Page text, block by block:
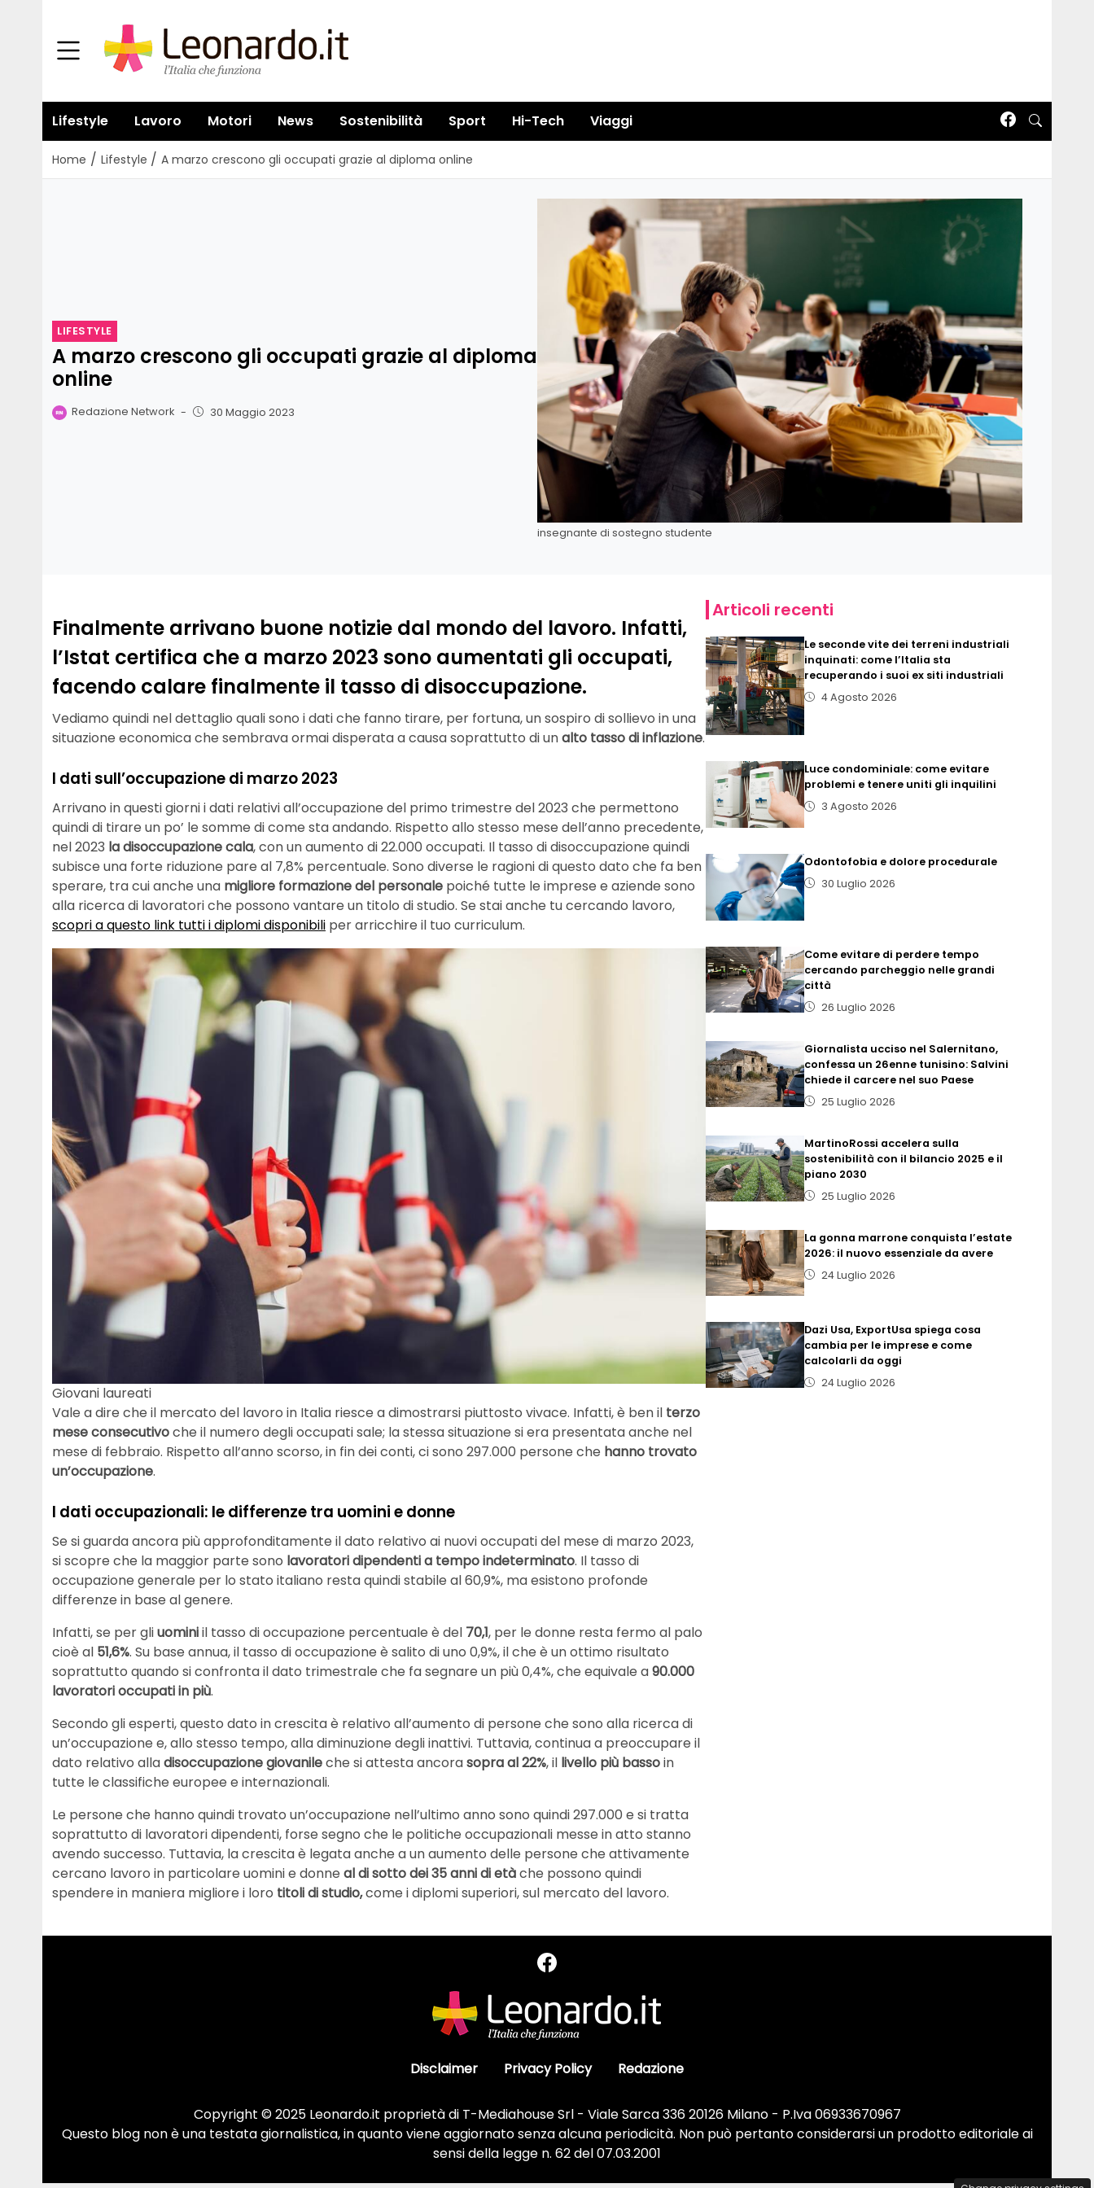
Lifestyle Lavoro Motori News Sostenibilità Sport Hi-Tech Viaggi
Home / Lifestyle / A marzo crescono gli occupati grazie al diploma online
LIFESTYLE
A marzo crescono gli occupati grazie al diploma
online
Redazione Network - 30 Maggio 2023
insegnante di sostegno studente
Finalmente arrivano buone notizie dal mondo del lavoro. Infatti,
l’Istat certifica che a marzo 2023 sono aumentati gli occupati,
facendo calare finalmente il tasso di disoccupazione.
Vediamo quindi nel dettaglio quali sono i dati che fanno tirare, per fortuna, un sospiro di sollievo in una
situazione economica che sembrava ormai disperata a causa soprattutto di unalto tasso di inflazione.
I dati sull’occupazione di marzo 2023
Arrivano in questi giorni i dati relativi all’occupazione del primo trimestre del 2023 che permettono
quindi di tirare un po’ le somme di come sta andando. Rispetto allo stesso mese dell’anno precedente,
nel 2023 la disoccupazione cala, con un aumento di 22.000 occupati. Il tasso di disoccupazione quindi
subisce una forte riduzione pare al 7,8% percentuale. Sono diverse le ragioni di questo dato che fa ben
sperare, tra cui anche una migliore formazione del personale poiché tutte le imprese e aziende sono
alla ricerca di lavoratori che possono vantare un titolo di studio. Se stai anche tu cercando lavoro,
scopri a questo link tutti i diplomi disponibili per arricchire il tuo curriculum.
Giovani laureati
Vale a dire che il mercato del lavoro in Italia riesce a dimostrarsi piuttosto vivace. Infatti, è ben il terzo
mese consecutivoche il numero degli occupati sale; la stessa situazione si era presentata anche nel
mese di febbraio. Rispetto all’anno scorso, in fin dei conti, ci sono 297.000 persone che hanno trovato
un’occupazione.
I dati occupazionali: le differenze tra uomini e donne
Se si guarda ancora più approfonditamente il dato relativo ai nuovi occupati del mese di marzo 2023,
si scopre che la maggior parte sono lavoratori dipendenti a tempo indeterminato. Il tasso di
occupazione generale per lo stato italiano resta quindi stabile al 60,9%, ma esistono profonde
differenze in base al genere.
Infatti, se per gliuominiil tasso di occupazione percentuale è del 70,1, per le donne resta fermo al palo
cioè al 51,6%. Su base annua, il tasso di occupazione è salito di uno 0,9%, il che è un ottimo risultato
soprattutto quando si confronta il dato trimestrale che fa segnare un più 0,4%, che equivale a90.000
lavoratori occupati in più.
Secondo gli esperti, questo dato in crescita è relativo all’aumento di persone che sono alla ricerca di
un’occupazione e, allo stesso tempo, alla diminuzione degli inattivi. Tuttavia, continua a preoccupare il
dato relativo alladisoccupazione giovanileche si attesta ancorasopra al 22%, il livello più bassoin
tutte le classifiche europee e internazionali.
Le persone che hanno quindi trovato un’occupazione nell’ultimo anno sono quindi 297.000 e si tratta
soprattutto di lavoratori dipendenti, forse segno che le politiche occupazionali messe in atto stanno
avendo successo. Tuttavia, la crescita è legata anche a un aumento delle persone che attivamente
cercano lavoro in particolare uomini e donne al di sotto dei 35 anni di etàche possono quindi
spendere in maniera migliore i loro titoli di studio,come i diplomi superiori, sul mercato del lavoro.
Articoli recenti
Le seconde vite dei terreni industriali
inquinati: come l’Italia sta
recuperando i suoi ex siti industriali
4 Agosto 2026
Luce condominiale: come evitare
problemi e tenere uniti gli inquilini
3 Agosto 2026
Odontofobia e dolore procedurale
30 Luglio 2026
Come evitare di perdere tempo
cercando parcheggio nelle grandi
città
26 Luglio 2026
Giornalista ucciso nel Salernitano,
confessa un 26enne tunisino: Salvini
chiede il carcere nel suo Paese
25 Luglio 2026
MartinoRossi accelera sulla
sostenibilità con il bilancio 2025 e il
piano 2030
25 Luglio 2026
La gonna marrone conquista l’estate
2026: il nuovo essenziale da avere
24 Luglio 2026
Dazi Usa, ExportUsa spiega cosa
cambia per le imprese e come
calcolarli da oggi
24 Luglio 2026
Disclaimer Privacy Policy Redazione
Copyright © 2025 Leonardo.it proprietà di T-Mediahouse Srl - Viale Sarca 336 20126 Milano - P.Iva 06933670967
Questo blog non è una testata giornalistica, in quanto viene aggiornato senza alcuna periodicità. Non può pertanto considerarsi un prodotto editoriale ai
sensi della legge n. 62 del 07.03.2001